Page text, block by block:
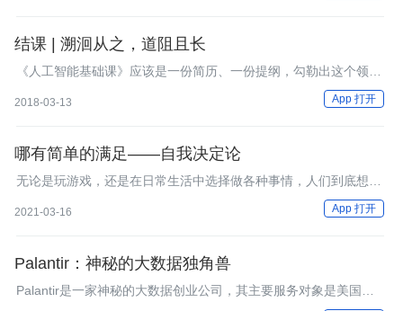
结课 | 溯洄从之，道阻且长
《人工智能基础课》应该是一份简历、一份提纲，勾勒出这个领域
2018-03-13 App 打开
哪有简单的满足——自我决定论
无论是玩游戏，还是在日常生活中选择做各种事情，人们到底想要
什么？千百年来，学者用无数实验和理论试图搞清楚，而我们每个
人也都在用自己的人生试着去诠释。在各种理论中，Edward Deci
2021-03-16 App 打开
Palantir：神秘的大数据独角兽
Palantir是一家神秘的大数据创业公司，其主要服务对象是美国政